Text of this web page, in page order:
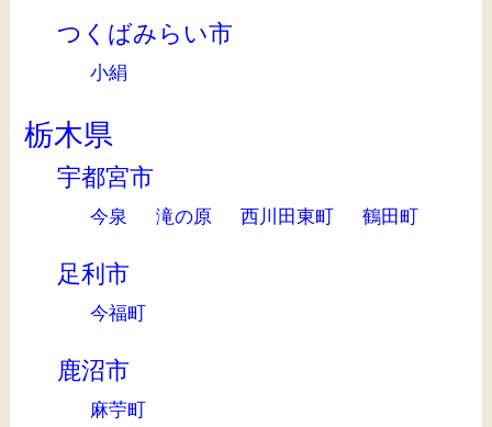
つくばみらい市
小絹
栃木県
宇都宮市
今泉 滝の原 西川田東町 鶴田町
足利市
今福町
鹿沼市
麻苧町